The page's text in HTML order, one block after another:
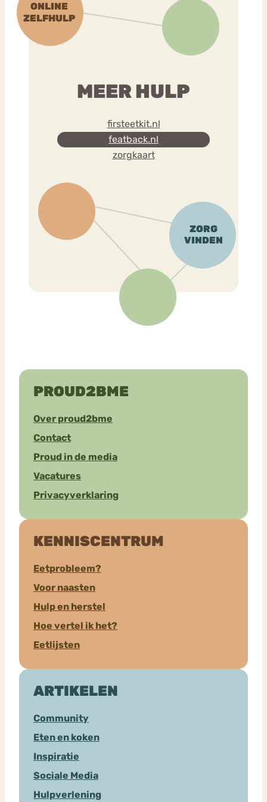
MEER HULP
firsteetkit.nl
featback.nl
zorgkaart
PROUD2BME
Over proud2bme
Contact
Proud in de media
Vacatures
Privacyverklaring
KENNISCENTRUM
Eetprobleem?
Voor naasten
Hulp en herstel
Hoe vertel ik het?
Eetlijsten
ARTIKELEN
Community
Eten en koken
Inspiratie
Sociale Media
Hulpverlening